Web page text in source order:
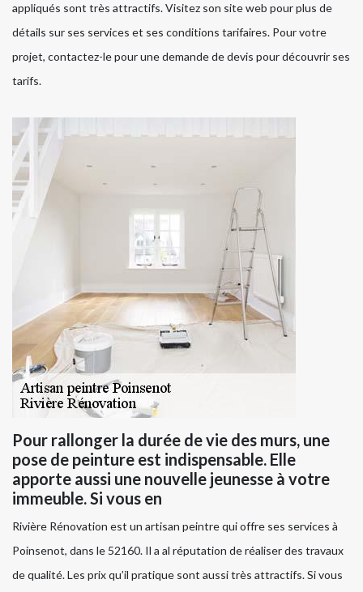
appliqués sont très attractifs. Visitez son site web pour plus de
détails sur ses services et ses conditions tarifaires. Pour votre
projet, contactez-le pour une demande de devis pour découvrir ses
tarifs.
Pour rallonger la durée de vie des murs, une
pose de peinture est indispensable. Elle
apporte aussi une nouvelle jeunesse à votre
immeuble. Si vous en
Rivière Rénovation est un artisan peintre qui offre ses services à
Poinsenot, dans le 52160. Il a al réputation de réaliser des travaux
de qualité. Les prix qu’il pratique sont aussi très attractifs. Si vous